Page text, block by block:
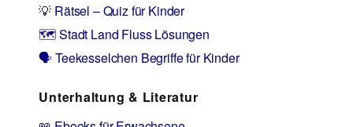
💡 Rätsel – Quiz für Kinder
🗺️ Stadt Land Fluss Lösungen
🗣️ Teekesselchen Begriffe für Kinder
Unterhaltung & Literatur